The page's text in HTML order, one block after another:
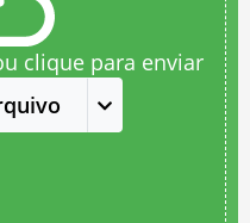
clique para enviar